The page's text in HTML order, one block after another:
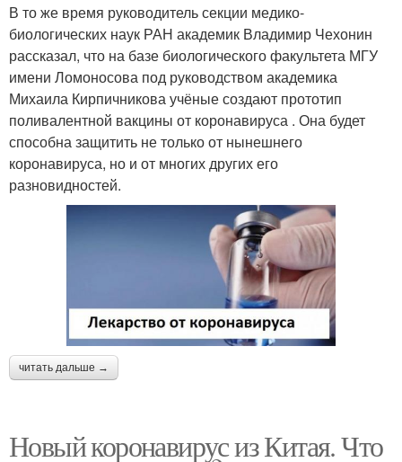
В то же время руководитель секции медико-
биологических наук РАН академик Владимир Чехонин
рассказал, что на базе биологического факультета МГУ
имени Ломоносова под руководством академика
Михаила Кирпичникова учёные создают прототип
поливалентной вакцины от коронавируса . Она будет
способна защитить не только от нынешнего
коронавируса, но и от многих других его
разновидностей.
читать дальше →
Новый коронавирус из Китая. Что